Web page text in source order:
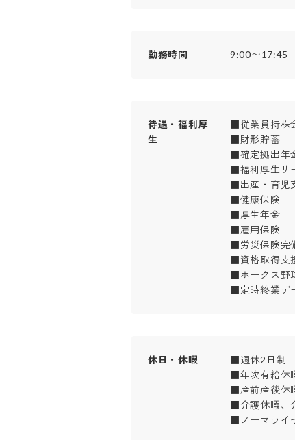
勤務時間 9:00〜17:45
待遇・福利厚
生
■従業員持株
■財形貯蓄
■確定拠出年
■福利厚生サ
■出産・育児
■健康保険
■厚生年金
■雇用保険
■労災保険完
■資格取得支
■ホークス野
■定時終業デ
休日・休暇
■週休2日制
■年次有給休
■産前産後休
■介護休暇、
■ノーマライ